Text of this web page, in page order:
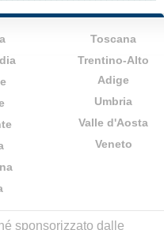
Toscana
Trentino-Alto
Adige
Umbria
Valle d'Aosta
Veneto
sponsorizzato dalle